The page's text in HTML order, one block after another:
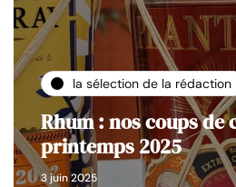
la sélection de la rédaction
Rhum : nos coups
printemps 2025
3 juin 2025